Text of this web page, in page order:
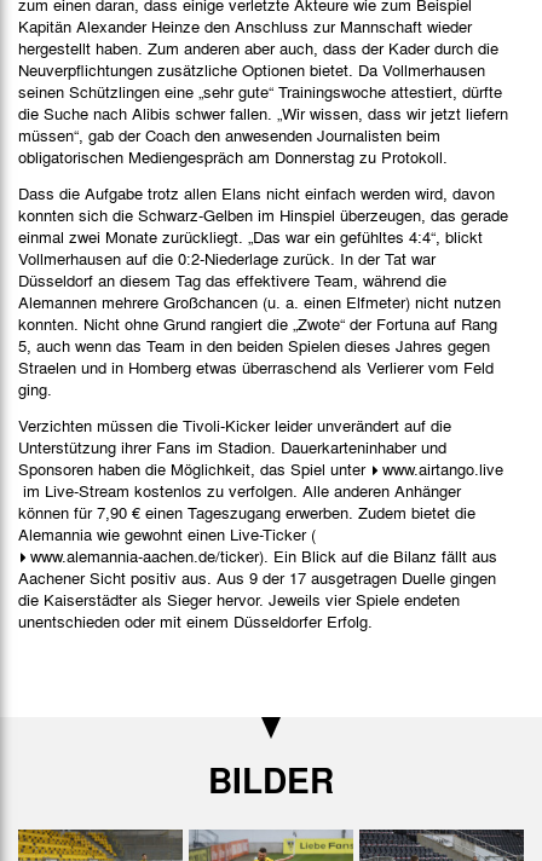
Kapitän Alexander Heinze den Anschluss zur Mannschaft wieder
hergestellt haben. Zum anderen aber auch, dass der Kader durch die
Neuverpflichtungen zusätzliche Optionen bietet. Da Vollmerhausen
seinen Schützlingen eine „sehr gute“ Trainingswoche attestiert, dürfte
die Suche nach Alibis schwer fallen. „Wir wissen, dass wir jetzt liefern
müssen“, gab der Coach den anwesenden Journalisten beim
obligatorischen Mediengespräch am Donnerstag zu Protokoll.
Dass die Aufgabe trotz allen Elans nicht einfach werden wird, davon
konnten sich die Schwarz-Gelben im Hinspiel überzeugen, das gerade
einmal zwei Monate zurückliegt. „Das war ein gefühltes 4:4“, blickt
Vollmerhausen auf die 0:2-Niederlage zurück. In der Tat war
Düsseldorf an diesem Tag das effektivere Team, während die
Alemannen mehrere Großchancen (u. a. einen Elfmeter) nicht nutzen
konnten. Nicht ohne Grund rangiert die „Zwote“ der Fortuna auf Rang
5, auch wenn das Team in den beiden Spielen dieses Jahres gegen
Straelen und in Homberg etwas überraschend als Verlierer vom Feld
ging.
Verzichten müssen die Tivoli-Kicker leider unverändert auf die
Unterstützung ihrer Fans im Stadion. Dauerkarteninhaber und
Sponsoren haben die Möglichkeit, das Spiel unter
www.airtango.live
im Live-Stream kostenlos zu verfolgen. Alle anderen Anhänger
können für 7,90 € einen Tageszugang erwerben. Zudem bietet die
Alemannia wie gewohnt einen Live-Ticker (
www.alemannia-aachen.de/ticker). Ein Blick auf die Bilanz fällt aus
Aachener Sicht positiv aus. Aus 9 der 17 ausgetragen Duelle gingen
die Kaiserstädter als Sieger hervor. Jeweils vier Spiele endeten
unentschieden oder mit einem Düsseldorfer Erfolg.
BILDER